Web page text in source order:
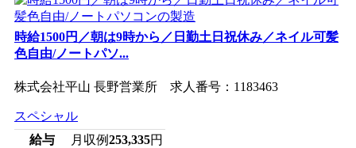
時給1500円／朝は9時から／日勤土日祝休み／ネイル可髪
色自由/ノートパソ...
株式会社平山 長野営業所 求人番号：1183463
スペシャル
給与
月収例253,335円